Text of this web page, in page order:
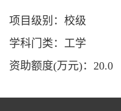
项目级别：校级
学科门类：工学
资助额度(万元)：20.0